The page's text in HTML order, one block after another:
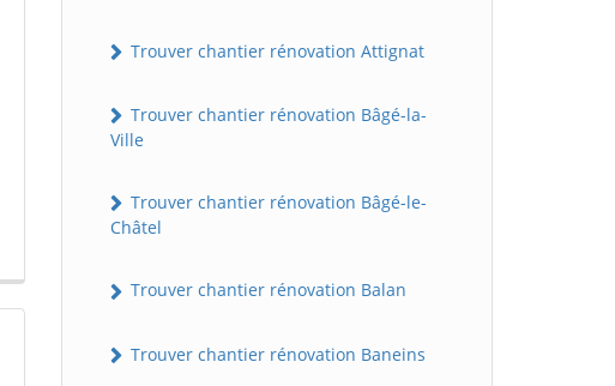
Trouver chantier rénovation Attignat
Trouver chantier rénovation Bâgé-la-
Ville
Trouver chantier rénovation Bâgé-le-
Châtel
Trouver chantier rénovation Balan
Trouver chantier rénovation Baneins